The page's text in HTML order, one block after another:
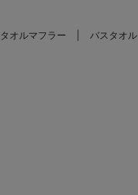
タオルマフラー バスタオル